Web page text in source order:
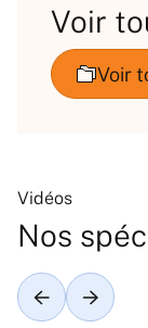
Voir
Vidéos
Nos